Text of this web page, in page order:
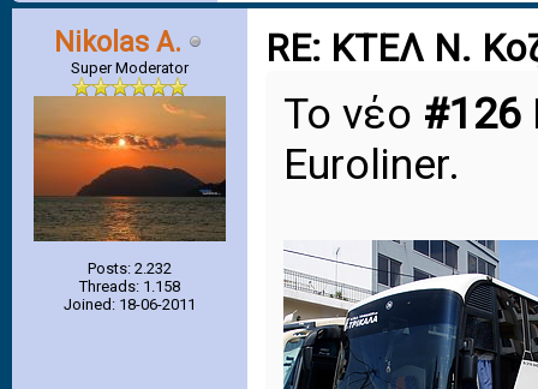
Nikolas A.
Super Moderator
Posts: 2.232
Threads: 1.158
Joined: 18-06-2011
RE: ΚΤΕΛ Ν.
Το νέο #126
Euroliner.